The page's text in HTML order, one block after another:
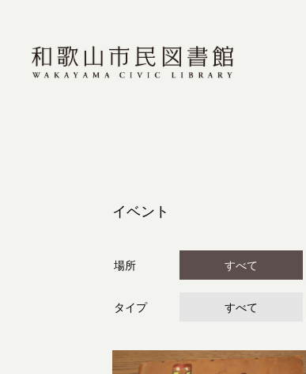
イベント
場所 すべて
タイプ すべて